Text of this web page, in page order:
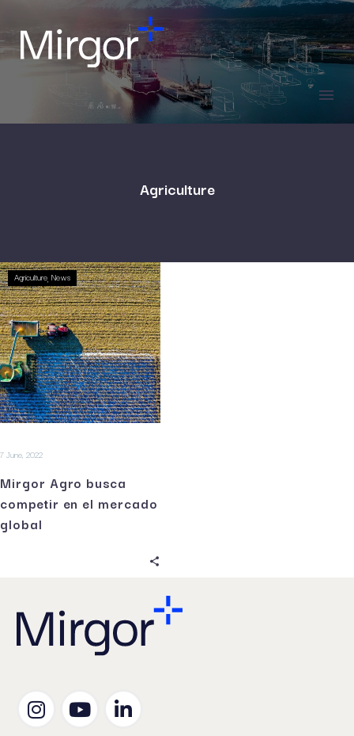
Agriculture
Agriculture News
7 June, 2022
Mirgor Agro busca
competir en el mercado
global